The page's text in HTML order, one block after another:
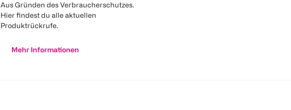
Aus Gründen des Verbraucherschutzes.
Hier findest du alle aktuellen
Produktrückrufe.
Mehr Informationen